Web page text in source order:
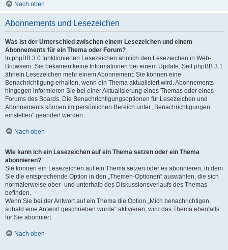
Nach oben
Abonnements und Lesezeichen
Was ist der Unterschied zwischen einem Lesezeichen und einem
Abonnements für ein Thema oder Forum?
In phpBB 3.0 funktionierten Lesezeichen ähnlich den Lesezeichen in Web-
Browsern: Sie bekamen keine Informationen bei einem Update. Seit phpBB 3.1
ähneln Lesezeichen mehr einem Abonnement: Sie können eine
Benachrichtigung erhalten, wenn ein Thema aktualisiert wird. Abonnements
hingegen informieren Sie bei einer Aktualisierung eines Themas oder eines
Forums des Boards. Die Benachrichtigungsoptionen für Lesezeichen und
Abonnements können im persönlichen Bereich unter „Benachrichtigungen
einstellen“ geändert werden.
Nach oben
Wie kann ich ein Lesezeichen auf ein Thema setzen oder ein Thema
abonnieren?
Sie können ein Lesezeichen auf ein Thema setzen oder es abonnieren, in dem
Sie die entsprechende Option in den „Themen-Optionen“ auswählen, die sich
normalerweise ober- und unterhalb des Diskussionsverlaufs des Themas
befinden.
Wenn Sie bei der Antwort auf ein Thema die Option „Mich benachrichtigen,
sobald eine Antwort geschrieben wurde“ aktivieren, wird das Thema ebenfalls
für Sie abonniert.
Nach oben